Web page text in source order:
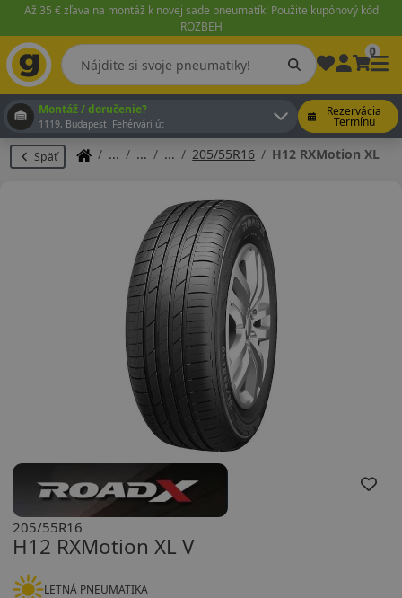
Až 35 € zľava na montáž k novej sade pneumatík! Použite kupónový kód
ROZBEH
0
Montáž / doručenie?
1119, Budapest Fehérvári út
Rezervácia
Termínu
Späť 205/55R16 H12 RXMotion XL
H12 RXMotion XL V
205/55R16
LETNÁ PNEUMATIKA